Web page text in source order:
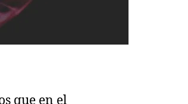
que en el